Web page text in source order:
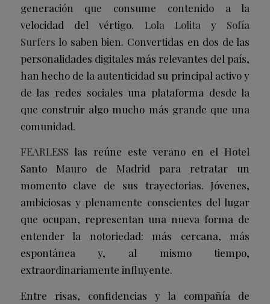
generación que consume contenido a la
velocidad del vértigo. Lola Lolita y Sofía
Surfers lo saben bien. Convertidas en dos de las
personalidades digitales más relevantes del país,
han hecho de la autenticidad su principal activo y
de las redes sociales una plataforma desde la
que construir algo mucho más grande que una
comunidad.
FEARLESS las reúne este verano en el Hotel
Santo Mauro de Madrid para retratar un
momento clave de sus trayectorias. Jóvenes,
ambiciosas y plenamente conscientes del lugar
que ocupan, representan una nueva forma de
entender la notoriedad: más cercana, más
espontánea y, al mismo tiempo,
extraordinariamente influyente.
Entre risas, confidencias y la compañía de